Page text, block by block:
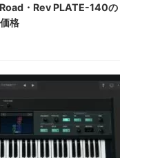
・Rev PLATE-140の
格